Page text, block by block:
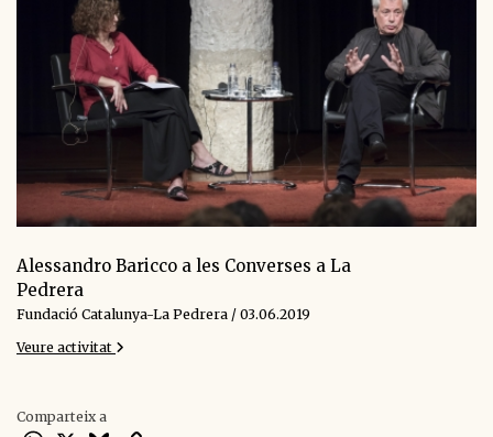
Alessandro Baricco a les Converses a La
Pedrera
Fundació Catalunya-La Pedrera / 03.06.2019
Veure activitat
Comparteix a